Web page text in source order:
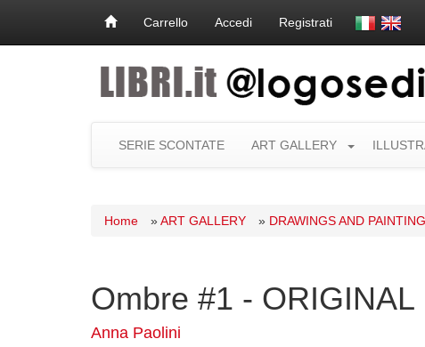
Carrello Accedi Registrati
SERIE SCONTATE ART GALLERY
Home »ART GALLERY » DRAWINGS AND
Ombre #1 - ORIGINAL
Anna Paolini